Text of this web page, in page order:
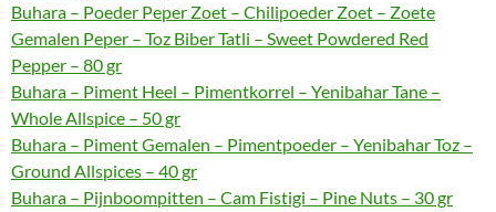
Buhara – Poeder Peper Zoet – Chilipoeder Zoet – Zoete
Gemalen Peper – Toz Biber Tatli – Sweet Powdered Red
Pepper – 80 gr
Buhara – Piment Heel – Pimentkorrel – Yenibahar Tane –
Whole Allspice – 50 gr
Buhara – Piment Gemalen – Pimentpoeder – Yenibahar Toz –
Ground Allspices – 40 gr
Buhara – Pijnboompitten – Cam Fistigi – Pine Nuts – 30 gr